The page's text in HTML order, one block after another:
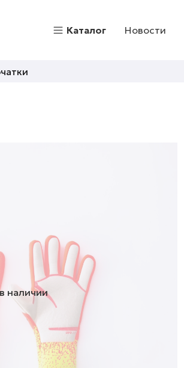
Каталог Новости
наличии